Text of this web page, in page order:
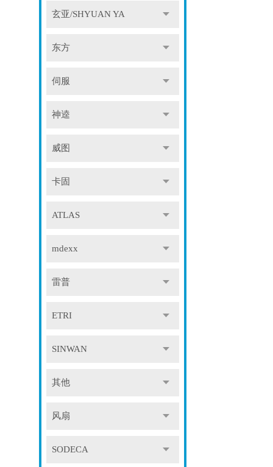
玄亚/SHYUAN YA
东方
伺服
神逵
威图
卡固
ATLAS
mdexx
雷普
ETRI
SINWAN
其他
风扇
SODECA